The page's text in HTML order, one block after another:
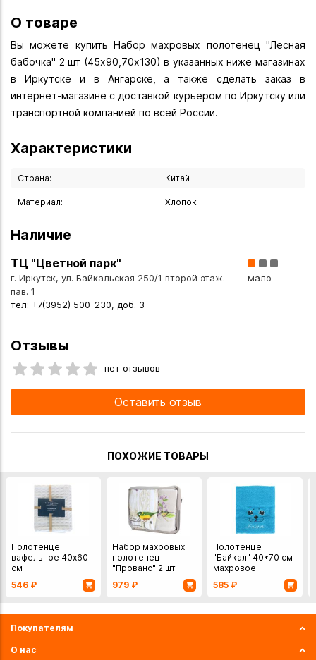
О товаре
Вы можете купить Набор махровых полотенец "Лесная
бабочка" 2 шт (45х90,70х130) в указанных ниже магазинах
в Иркутске и в Ангарске, а также сделать заказ в
интернет-магазине с доставкой курьером по Иркутску или
транспортной компанией по всей России.
Характеристики
Страна: Китай
Материал: Хлопок
Наличие
ТЦ "Цветной парк"
г. Иркутск, ул. Байкальская 250/1 второй этаж.
пав. 1
тел: +7(3952) 500-230, доб. 3
мало
Отзывы
нет отзывов
Оставить отзыв
ПОХОЖИЕ ТОВАРЫ
Полотенце
вафельное 40х60
см
546 ₽
Набор махровых
полотенец
"Прованс" 2 шт
979 ₽
Полотенце
"Байкал" 40*70 см
махровое
585 ₽
Покупателям
О нас